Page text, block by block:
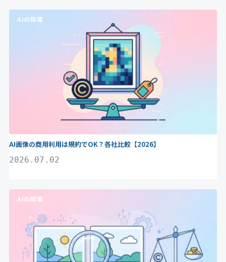
AIの知識
AI画像の商用利用は規約でOK？各社比較【2026】
2026.07.02
AIの知識